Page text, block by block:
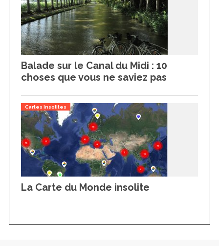
Balade sur le Canal du Midi : 10
choses que vous ne saviez pas
Cartes Insolites
La Carte du Monde insolite